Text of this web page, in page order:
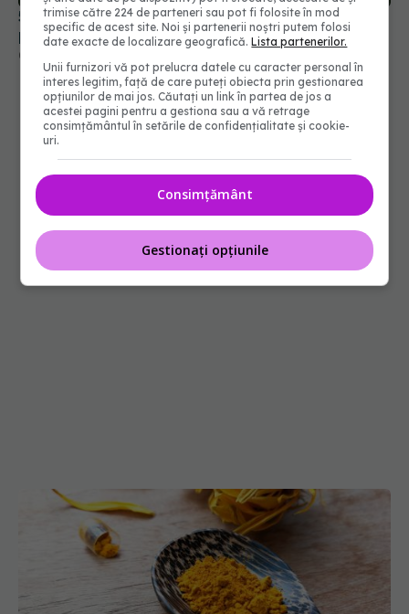
5 legume care te hidratează mai bine decât un
pahar cu apă
02 iul 2025, 14:48
trimise către 224 de parteneri sau pot fi folosite în mod
specific de acest site. Noi și partenerii noștri putem folosi
date exacte de localizare geografică.Lista partenerilor.
Unii furnizori vă pot prelucra datele cu caracter personal în
interes legitim, față de care puteți obiecta prin gestionarea
opțiunilor de mai jos. Căutați un link în partea de jos a
acestei pagini pentru a gestiona sau a vă retrage
consimțământul în setările de confidențialitate și cookie-
uri.
Consimțământ
Gestionați opțiunile